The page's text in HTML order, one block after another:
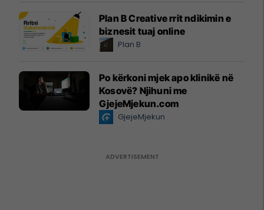
Plan B Creative rrit ndikimin e
biznesit tuaj online
Plan B
Po kërkoni mjek apo klinikë në
Kosovë? Njihuni me
GjejeMjekun.com
GjejeMjekun